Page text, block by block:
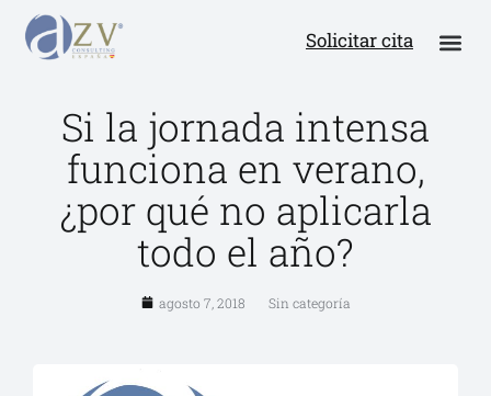
Solicitar cita
Si la jornada intensa
funciona en verano,
¿por qué no aplicarla
todo el año?
agosto 7, 2018 Sin categoría